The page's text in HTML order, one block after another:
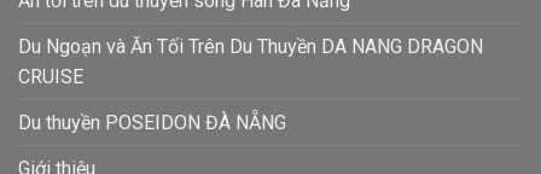
Du Ngoạn và Ăn Tối Trên Du Thuyền DA NANG DRAGON
CRUISE
Du thuyền POSEIDON ĐÀ NẴNG
Giới thiệu